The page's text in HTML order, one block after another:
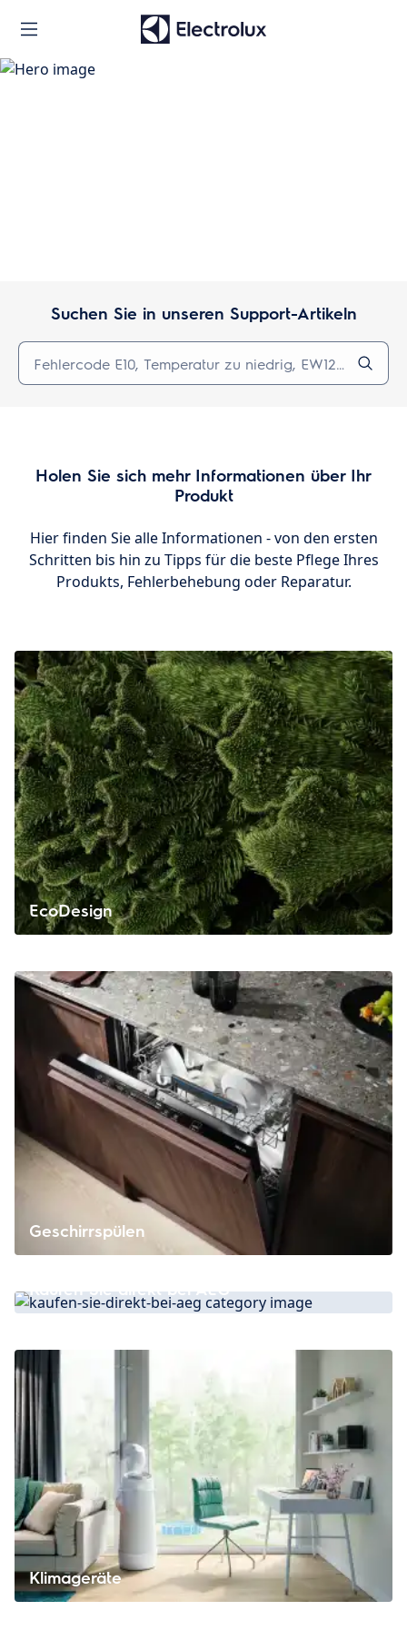
Suchen Sie in unseren Support-Artikeln
Holen Sie sich mehr Informationen über Ihr
Produkt
Hier finden Sie alle Informationen - von den ersten
Schritten bis hin zu Tipps für die beste Pflege Ihres
Produkts, Fehlerbehebung oder Reparatur.
EcoDesign
Geschirrspülen
Kaufen Sie direkt bei AEG
Klimageräte